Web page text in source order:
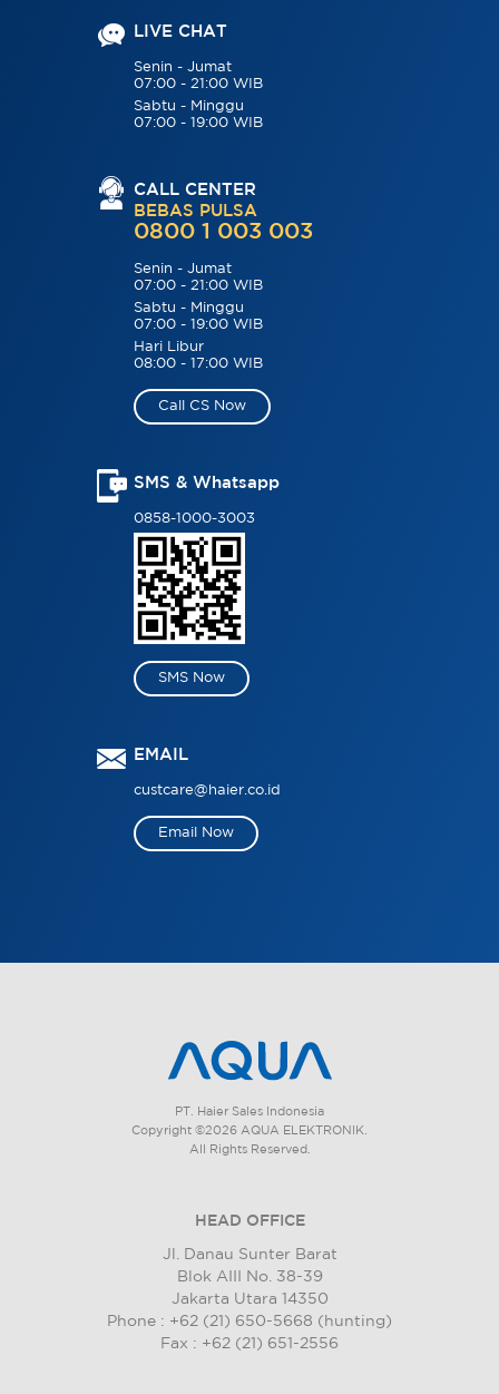
LIVE CHAT
Senin - Jumat
07:00 - 21:00 WIB
Sabtu - Minggu
07:00 - 19:00 WIB
CALL CENTER
BEBAS PULSA
0800 1 003 003
Senin - Jumat
07:00 - 21:00 WIB
Sabtu - Minggu
07:00 - 19:00 WIB
Hari Libur
08:00 - 17:00 WIB
Call CS Now
SMS & Whatsapp
0858-1000-3003
SMS Now
EMAIL
custcare@haier.co.id
Email Now
PT. Haier Sales Indonesia
Copyright ©2026 AQUA ELEKTRONIK.
All Rights Reserved.
HEAD OFFICE
Jl. Danau Sunter Barat
Blok AIII No. 38-39
Jakarta Utara 14350
Phone : +62 (21) 650-5668 (hunting)
Fax : +62 (21) 651-2556